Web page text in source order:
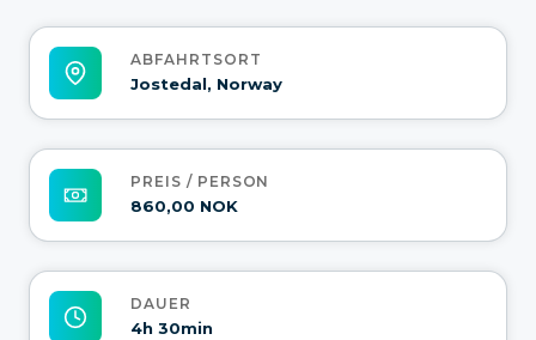
ABFAHRTSORT
Jostedal, Norway
PREIS / PERSON
860,00 NOK
DAUER
4h 30min